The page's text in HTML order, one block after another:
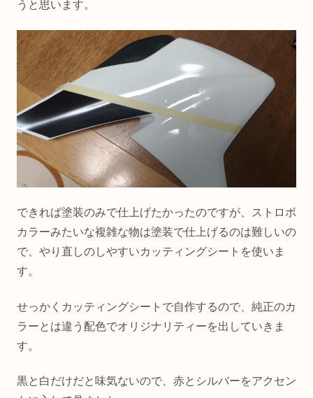
うと思います。
できれば塗装のみで仕上げたかったのですが、ストロボ
カラーみたいな複雑な物は塗装で仕上げるのは難しいの
で、やり直しのしやすいカッティングシートを使いま
す。
せっかくカッティングシートで自作するので、純正のカ
ラーとは違う配色でオリジナリティーを出していきま
す。
黒と白だけだと味気ないので、赤とシルバーをアクセン